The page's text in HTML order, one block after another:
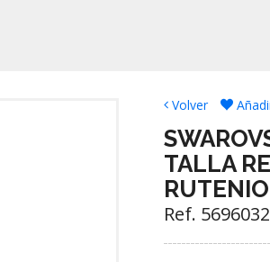
Volver
TALLA
RUTENIO
Ref. 5696032